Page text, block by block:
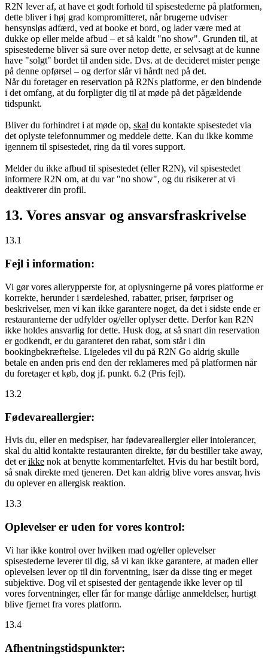
R2N lever af, at have et godt forhold til spisestederne på platformen,
dette bliver i høj grad kompromitteret, når brugerne udviser
hensynsløs adfærd, ved at booke et bord, og lader være med at
dukke op eller melde afbud – et så kaldt "no show". Grunden til, at
spisestederne bliver så sure over netop dette, er selvsagt at de kunne
have "solgt" bordet til anden side. Dvs. at de decideret mister penge
på denne opførsel – og derfor slår vi hårdt ned på det.
Når du foretager en reservation på R2Ns platforme, er den bindende
i det omfang, at du forpligter dig til at møde på det pågældende
tidspunkt.
Bliver du forhindret i at møde op, skal du kontakte spisestedet via
det oplyste telefonnummer og meddele dette. Kan du ikke komme
igennem til spisestedet, ring da til vores support.
Melder du ikke afbud til spisestedet (eller R2N), vil spisestedet
informere R2N om, at du var "no show", og du risikerer at vi
deaktiverer din profil.
13. Vores ansvar og ansvarsfraskrivelse
13.1
Fejl i information:
Vi gør vores allerypperste for, at oplysningerne på vores platforme er
korrekte, herunder i særdeleshed, rabatter, priser, førpriser og
beskrivelser, men vi kan ikke garantere noget, da det i sidste ende er
restauranterne der udfylder og/eller oplyser dette. Derfor kan R2N
ikke holdes ansvarlig for dette. Husk dog, at så snart din reservation
er godkendt, er du garanteret den rabat, som står i din
bookingbekræftelse. Ligeledes vil du på R2N Go aldrig skulle
betale en anden pris end den der reklameres med på platformen når
du foretager et køb, dog jf. punkt. 6.2 (Pris fejl).
13.2
Fødevareallergier:
Hvis du, eller en medspiser, har fødevareallergier eller intolerancer,
skal du altid kontakte restauranten direkte, før du bestiller take away,
det erikke nok at benytte kommentarfeltet. Hvis du har bestilt bord,
så snak direkte med tjeneren. Det kan aldrig blive vores ansvar, hvis
du oplever en allergisk reaktion.
13.3
Oplevelser er uden for vores kontrol:
Vi har ikke kontrol over hvilken mad og/eller oplevelser
spisestederne leverer til dig, så vi kan ikke garantere, at maden eller
oplevelsen lever op til din forventning, især da disse ting er meget
subjektive. Dog vil et spisested der gentagende ikke lever op til
vores forventninger, eller får for mange dårlige anmeldelser, hurtigt
blive fjernet fra vores platform.
13.4
Afhentningstidspunkter: